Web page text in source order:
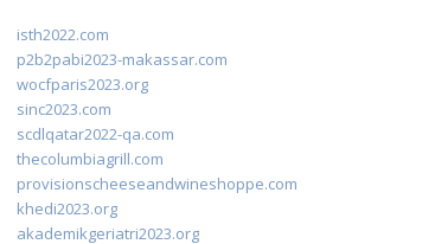
isth2022.com
p2b2pabi2023-makassar.com
wocfparis2023.org
sinc2023.com
scdlqatar2022-qa.com
thecolumbiagrill.com
provisionscheeseandwineshoppe.com
khedi2023.org
akademikgeriatri2023.org